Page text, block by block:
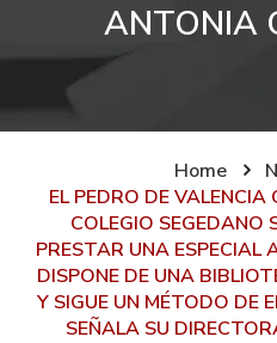
ANTONIA
Home
EL PEDRO DE
COLEGIO SEGEDANO
PRESTAR UNA ESPECIAL
DISPONE DE UNA
Y SIGUE UN MÉTODO DE
SEÑALA SU